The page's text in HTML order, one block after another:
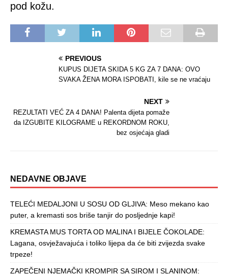
pod kožu.
PREVIOUS
KUPUS DIJETA SKIDA 5 KG ZA 7 DANA: OVO
SVAKA ŽENA MORA ISPOBATI, kile se ne vraćaju
NEXT
REZULTATI VEĆ ZA 4 DANA! Palenta dijeta pomaže
da IZGUBITE KILOGRAME u REKORDNOM ROKU,
bez osjećaja gladi
NEDAVNE OBJAVE
TELEĆI MEDALJONI U SOSU OD GLJIVA: Meso mekano kao
puter, a kremasti sos briše tanjir do posljednje kapi!
KREMASTA MUS TORTA OD MALINA I BIJELE ČOKOLADE:
Lagana, osvježavajuća i toliko lijepa da će biti zvijezda svake
trpeze!
ZAPEČENI NJEMAČKI KROMPIR SA SIROM I SLANINOM: